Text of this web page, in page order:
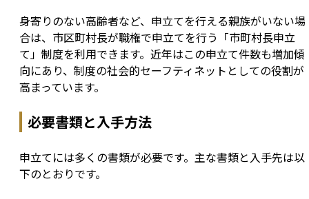
身寄りのない高齢者など、申立てを行える親族がいない場
合は、市区町村長が職権で申立てを行う「市町村長申立
て」制度を利用できます。近年はこの申立て件数も増加傾
向にあり、制度の社会的セーフティネットとしての役割が
高まっています。
必要書類と入手方法
申立てには多くの書類が必要です。主な書類と入手先は以
下のとおりです。